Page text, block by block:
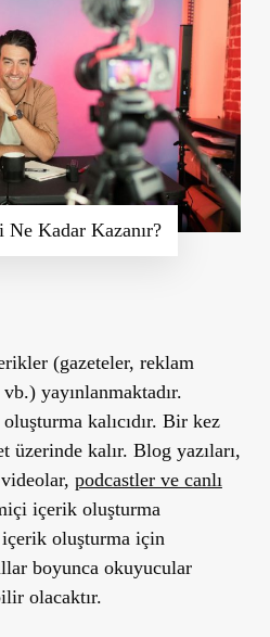
Kadar Kazanır?
(gazeteler, reklam
yayınlanmaktadır.
kalıcıdır. Bir kez
üzerinde kalır. Blog yazıları,
podcastler ve canlı
içerik oluşturma
oluşturma için
boyunca okuyucular
olacaktır.